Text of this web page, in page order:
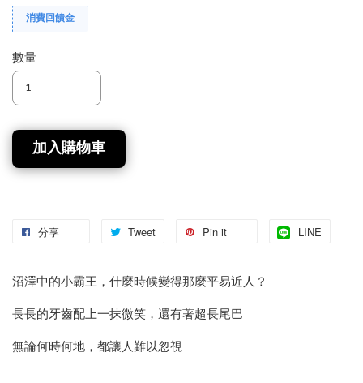
消費回饋金
數量
加入購物車
分享 Tweet Pin it LINE
沼澤中的小霸王，什麼時候變得那麼平易近人？
長長的牙齒配上一抹微笑，還有著超長尾巴
無論何時何地，都讓人難以忽視